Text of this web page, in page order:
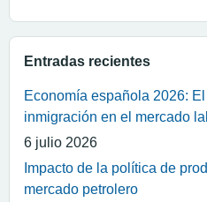
Entradas recientes
Economía española 2026:
inmigración en el mercado
6 julio 2026
Impacto de la política de
mercado petrolero